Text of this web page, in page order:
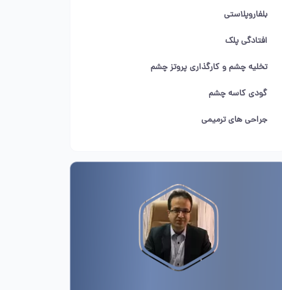
بلفاروپلاستی
افتادگی پلک
تخلیه چشم و کارگذاری پروتز چشم
گودی کاسه چشم
جراحی های ترمیمی